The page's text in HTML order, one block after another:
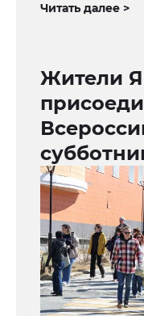
Читать далее >
Жители